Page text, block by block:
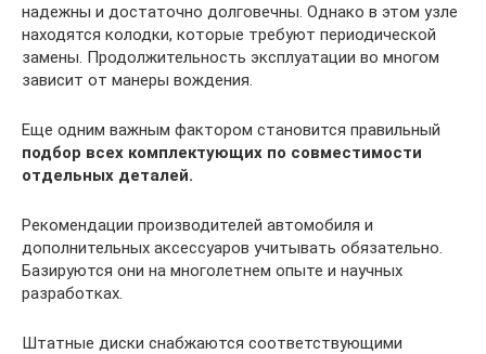
надежны и достаточно долговечны. Однако в этом узле
находятся колодки, которые требуют периодической
замены. Продолжительность эксплуатации во многом
зависит от манеры вождения.
Еще одним важным фактором становится правильный
подбор всех комплектующих по совместимости
отдельных деталей.
Рекомендации производителей автомобиля и
дополнительных аксессуаров учитывать обязательно.
Базируются они на многолетнем опыте и научных
разработках.
Штатные диски снабжаются соответствующими